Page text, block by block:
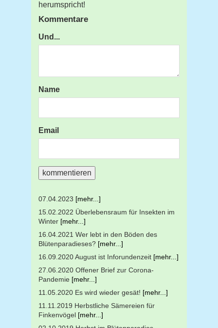
herumspricht!
Kommentare
Und...
Name
Email
07.04.2023 [mehr...]
15.02.2022 Überlebensraum für Insekten im
Winter [mehr...]
16.04.2021 Wer lebt in den Böden des
Blütenparadieses? [mehr...]
16.09.2020 August ist Inforundenzeit [mehr...]
27.06.2020 Offener Brief zur Corona-
Pandemie [mehr...]
11.05.2020 Es wird wieder gesät! [mehr...]
11.11.2019 Herbstliche Sämereien für
Finkenvögel [mehr...]